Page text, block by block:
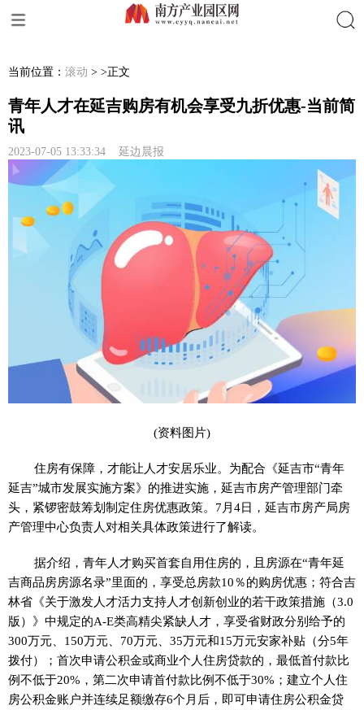
当前位置： 滚动 > >正文
青年人才在延吉购房有机会享受九折优惠-当前简
讯
2023-07-05 13:33:34 延边晨报
(资料图片)
住房有保障，才能让人才安居乐业。为配合《延吉市“青年
延吉”城市发展实施方案》的推进实施，延吉市房产管理部门牵
头，紧锣密鼓筹划制定住房优惠政策。7月4日，延吉市房产局房
产管理中心负责人对相关具体政策进行了解读。
据介绍，青年人才购买首套自用住房的，且房源在“青年延
吉商品房房源名录”里面的，享受总房款10％的购房优惠；符合吉
林省《关于激发人才活力支持人才创新创业的若干政策措施（3.0
版）》中规定的A-E类高精尖紧缺人才，享受省财政分别给予的
300万元、150万元、70万元、35万元和15万元安家补贴（分5年
拨付）；首次申请公积金或商业个人住房贷款的，最低首付款比
例不低于20%，第二次申请首付款比例不低于30%；建立个人住
房公积金账户并连续足额缴存6个月后，即可申请住房公积金贷